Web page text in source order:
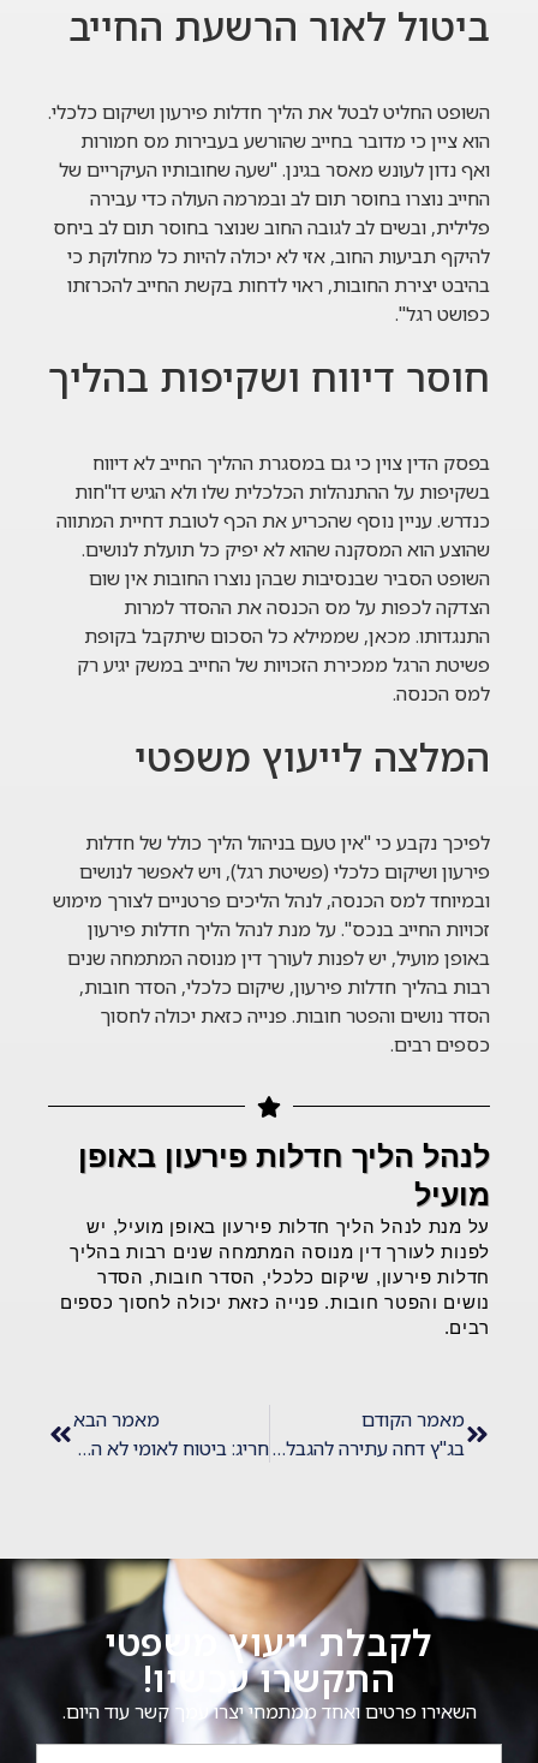
ביטול לאור הרשעת החייב
השופט החליט לבטל את הליך חדלות פירעון ושיקום כלכלי.
הוא ציין כי מדובר בחייב שהורשע בעבירות מס חמורות
ואף נדון לעונש מאסר בגינן. "שעה שחובותיו העיקריים של
החייב נוצרו בחוסר תום לב ובמרמה העולה כדי עבירה
פלילית, ובשים לב לגובה החוב שנוצר בחוסר תום לב ביחס
להיקף תביעות החוב, אזי לא יכולה להיות כל מחלוקת כי
בהיבט יצירת החובות, ראוי לדחות בקשת החייב להכרזתו
כפושט רגל".
חוסר דיווח ושקיפות בהליך
בפסק הדין צוין כי גם במסגרת ההליך החייב לא דיווח
בשקיפות על ההתנהלות הכלכלית שלו ולא הגיש דו"חות
כנדרש. עניין נוסף שהכריע את הכף לטובת דחיית המתווה
שהוצע הוא המסקנה שהוא לא יפיק כל תועלת לנושים.
השופט הסביר שבנסיבות שבהן נוצרו החובות אין שום
הצדקה לכפות על מס הכנסה את ההסדר למרות
התנגדותו. מכאן, שממילא כל הסכום שיתקבל בקופת
פשיטת הרגל ממכירת הזכויות של החייב במשק יגיע רק
למס הכנסה.
המלצה לייעוץ משפטי
לפיכך נקבע כי "אין טעם בניהול הליך כולל של חדלות
פירעון ושיקום כלכלי (פשיטת רגל), ויש לאפשר לנושים
ובמיוחד למס הכנסה, לנהל הליכים פרטניים לצורך מימוש
זכויות החייב בנכס". על מנת לנהל הליך חדלות פירעון
באופן מועיל, יש לפנות לעורך דין מנוסה המתמחה שנים
רבות בהליך חדלות פירעון, שיקום כלכלי, הסדר חובות,
הסדר נושים והפטר חובות. פנייה כזאת יכולה לחסוך
כספים רבים.
לנהל הליך חדלות פירעון באופן
מועיל
על מנת לנהל הליך חדלות פירעון באופן מועיל, יש
לפנות לעורך דין מנוסה המתמחה שנים רבות בהליך
חדלות פירעון, שיקום כלכלי, הסדר חובות, הסדר
נושים והפטר חובות. פנייה כזאת יכולה לחסוך כספים
רבים.
מאמר הקודם
בג"ץ דחה עתירה להגבלת הליכי חדלות הפירעון של יחידים לשלוש שנים
מאמר הבא
חריג: ביטוח לאומי לא התנגד – והחייב קיבל הפטר מכל חובותיו כולל חוב מזונות עבר
לקבלת ייעוץ משפטי
התקשרו עכשיו!
השאירו פרטים ואחד ממתמחי יצרו עמך קשר עוד היום.